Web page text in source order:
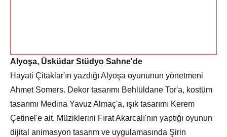
Alyoşa, Üsküdar Stüdyo Sahne'de
Hayati Çitaklar'ın yazdığı Alyoşa oyununun yönetmeni
Ahmet Somers. Dekor tasarımı Behlüldane Tor'a, kostüm
tasarımı Medina Yavuz Almaç'a, ışık tasarımı Kerem
Çetinel'e ait. Müziklerini Fırat Akarcalı'nın yaptığı oyunun
dijital animasyon tasarım ve uygulamasında Şirin